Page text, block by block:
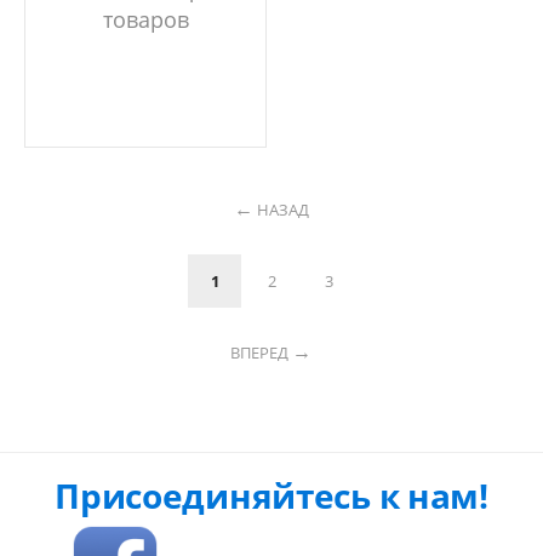
товаров
НАЗАД
1 2 3
ВПЕРЕД
Присоединяйтесь к нам!